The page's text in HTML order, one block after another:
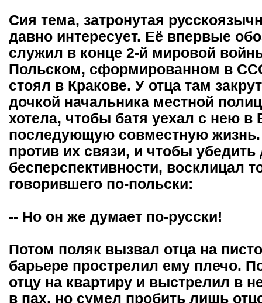
Сия тема, затронутая
давно интересует. Её впервые
служил в конце 2-й мировой
Польском, сформированном в
стоял в Кракове. У отца там
дочкой начальника местной
хотела, чтобы батя уехал с нею в
последующую совместную
против их связи, и чтобы убедить
бесперспективности, восклицал
говорившего по-польски:
-- Но он же думает по-русски!
Потом поляк вызвал отца на
барьере прострелил ему плечо.
отцу на квартиру и выстрелил в
в пах, но сумел пробить лишь